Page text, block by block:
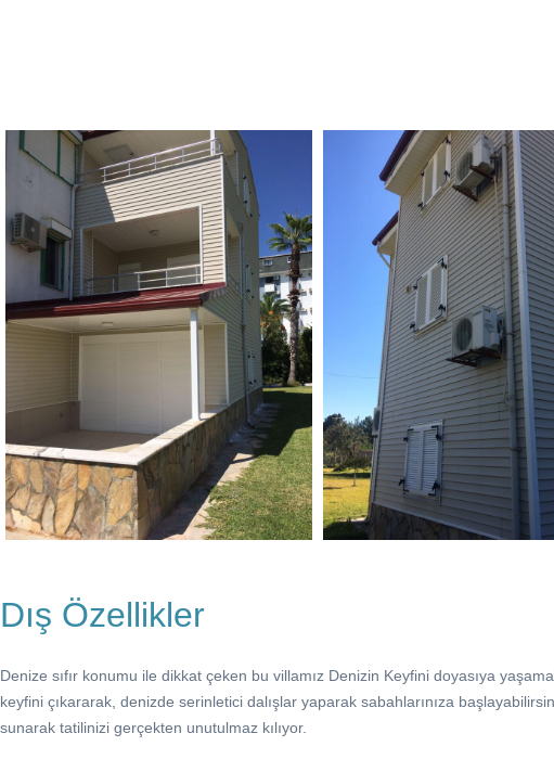
Dış Özellikler
Denize sıfır konumu ile dikkat çeken bu villamız Denizin Keyfini doyasıya
keyfini çıkararak, denizde serinletici dalışlar yaparak sabahlarınıza
sunarak tatilinizi gerçekten unutulmaz kılıyor.